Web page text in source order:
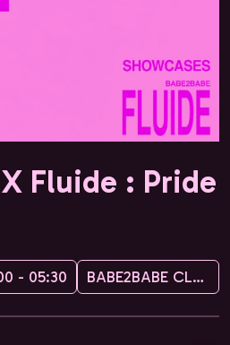
Fluide : Pride
- 05:30 BABE2BABE CLUB